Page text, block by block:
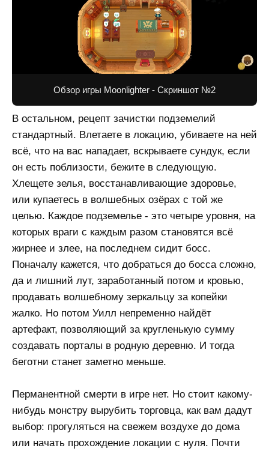
Обзор игры Moonlighter - Скриншот №2
В остальном, рецепт зачистки подземелий
стандартный. Влетаете в локацию, убиваете на ней
всё, что на вас нападает, вскрываете сундук, если
он есть поблизости, бежите в следующую.
Хлещете зелья, восстанавливающие здоровье,
или купаетесь в волшебных озёрах с той же
целью. Каждое подземелье - это четыре уровня, на
которых враги с каждым разом становятся всё
жирнее и злее, на последнем сидит босс.
Поначалу кажется, что добраться до босса сложно,
да и лишний лут, заработанный потом и кровью,
продавать волшебному зеркальцу за копейки
жалко. Но потом Уилл непременно найдёт
артефакт, позволяющий за кругленькую сумму
создавать порталы в родную деревню. И тогда
беготни станет заметно меньше.
Перманентной смерти в игре нет. Но стоит какому-
нибудь монстру вырубить торговца, как вам дадут
выбор: прогуляться на свежем воздухе до дома
или начать прохождение локации с нуля. Почти